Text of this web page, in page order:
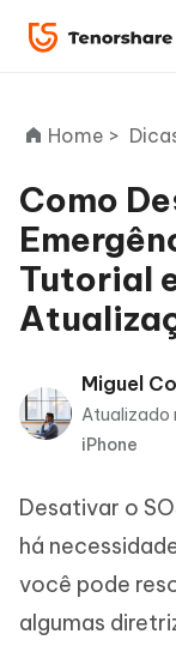
ReiBoot
for iOS
PDNob
PDF
Editor
Home >
Como
Tutorial
Miguel
Atualizado
iPhone
Desativar o
há
você pode
algumas